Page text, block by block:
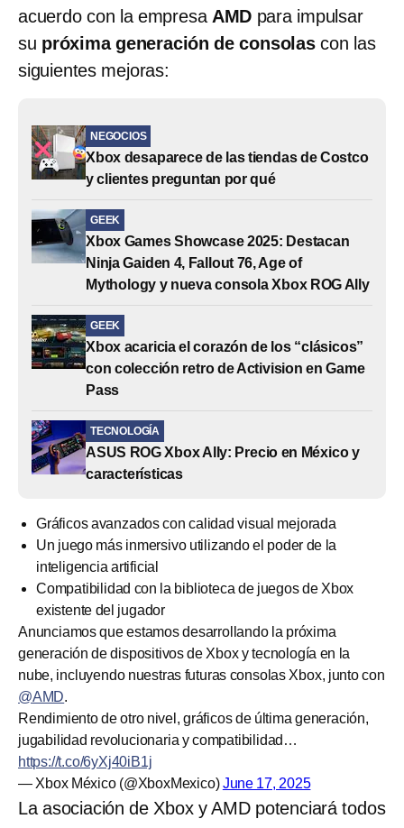
acuerdo con la empresa AMD para impulsar
su próxima generación de consolascon las
siguientes mejoras:
NEGOCIOS
Xbox desaparece de las tiendas de Costco
y clientes preguntan por qué
GEEK
Xbox Games Showcase 2025: Destacan
Ninja Gaiden 4, Fallout 76, Age of
Mythology y nueva consola Xbox ROG Ally
GEEK
Xbox acaricia el corazón de los “clásicos”
con colección retro de Activision en Game
Pass
TECNOLOGÍA
ASUS ROG Xbox Ally: Precio en México y
características
Gráficos avanzados con calidad visual mejorada
Un juego más inmersivo utilizando el poder de la
inteligencia artificial
Compatibilidad con la biblioteca de juegos de Xbox
existente del jugador
Anunciamos que estamos desarrollando la próxima
generación de dispositivos de Xbox y tecnología en la
nube, incluyendo nuestras futuras consolas Xbox, junto con
@AMD.
Rendimiento de otro nivel, gráficos de última generación,
jugabilidad revolucionaria y compatibilidad…
https://t.co/6yXj40iB1j
— Xbox México (@XboxMexico)June 17, 2025
La asociación de Xbox y AMD potenciará todos